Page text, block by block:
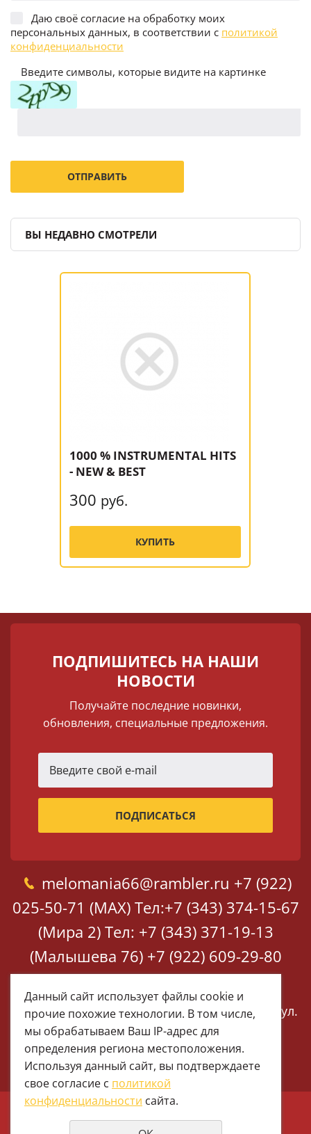
Даю своё согласие на обработку моих
персональных данных, в соответствии с политикой
конфиденциальности
Введите символы, которые видите на картинке
ВЫ НЕДАВНО СМОТРЕЛИ
1000 % INSTRUMENTAL HITS
- NEW & BEST
300 руб.
КУПИТЬ
ПОДПИШИТЕСЬ НА НАШИ
НОВОСТИ
Получайте последние новинки,
обновления, специальные предложения.
melomania66@rambler.ru +7 (922)
025-50-71 (MAX) Тел:+7 (343) 374-15-67
(Мира 2) Тел: +7 (343) 371-19-13
(Малышева 76) +7 (922) 609-29-80
(MAX)
Екатеринбург, ул. Мира 2
Екатеринбург, ул.
Малышева 76
© 1997 - 2026 Меломания
Данный сайт использует файлы cookie и
прочие похожие технологии. В том числе,
мы обрабатываем Ваш IP-адрес для
определения региона местоположения.
Используя данный сайт, вы подтверждаете
свое согласие с политикой
конфиденциальности сайта.